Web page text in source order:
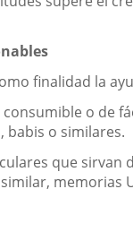
finalidad la
o de
babis o similares.
que sirvan
memorias